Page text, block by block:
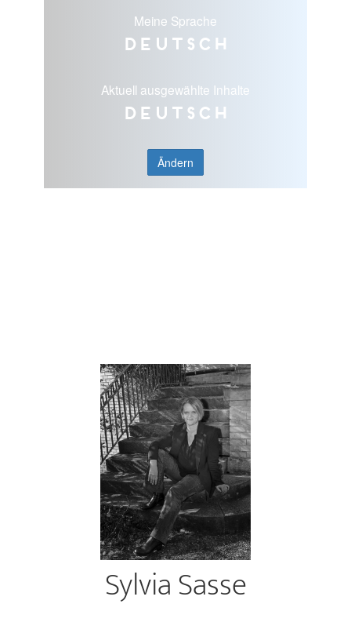
Meine Sprache
Deutsch
Aktuell ausgewählte Inhalte
Deutsch
Ändern
Sylvia Sasse